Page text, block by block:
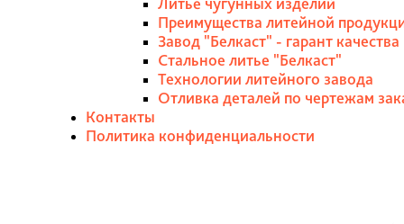
Преимущества литейной
Завод "Белкаст" - гарант
Стальное литье "Белкаст"
Технологии литейного завода
Отливка деталей по чертежам
Контакты
Политика конфиденциальности